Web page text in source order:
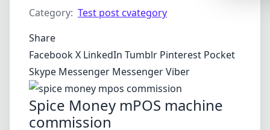
Category: Test post cvategory
Share
FacebookX LinkedIn Tumblr Pinterest Pocket
Skype Messenger MessengerViber
Spice Money mPOS machine
commission